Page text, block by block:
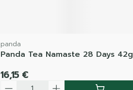
panda
Panda Tea Namaste 28 Days 42g
16,15 €
Quantité